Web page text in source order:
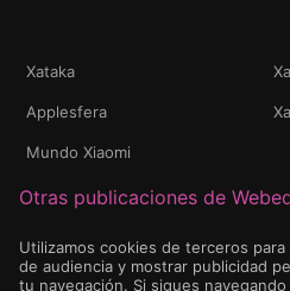
Xataka
Applesfera
Mundo Xiaomi
Otras publicaciones de
Utilizamos cookies de terceros
de audiencia y mostrar publicidad
tu navegación. Si sigues